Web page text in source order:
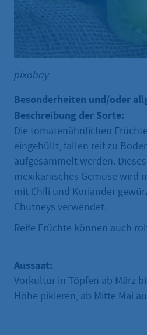
pixabay
Besonderheiten und/oder
Beschreibung der Sorte:
Die tomatenähnlichen
eingehüllt, fallen reif zu
aufgesammelt werden.
mexikanisches Gemüse wird
mit Chili und Koriander
Chutneys verwendet.
Reife Früchte können auch
Aussaat:
Vorkultur in Töpfen ab März
Höhe pikieren, ab Mitte Mai